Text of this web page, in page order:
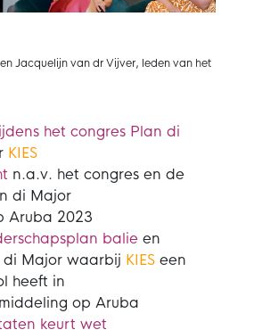
Jacquelijn van dr Vijver, leden van het
het congres Plan di
KIES
n.a.v. het congres en de
di Major
Aruba 2023
balie en
di Major waarbij KIES een
heeft in
op Aruba
keurt wet